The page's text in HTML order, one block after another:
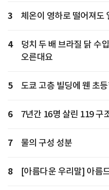
3 체온이 영하로 떨어져도
4
덩치 두 배 브라질 닭 수
오른대요
5 도쿄 고층 빌딩에 웬 초
6 7년간 16명 살린 119 구
7 물의 구성 성분
8 [아름다운 우리말] 아름